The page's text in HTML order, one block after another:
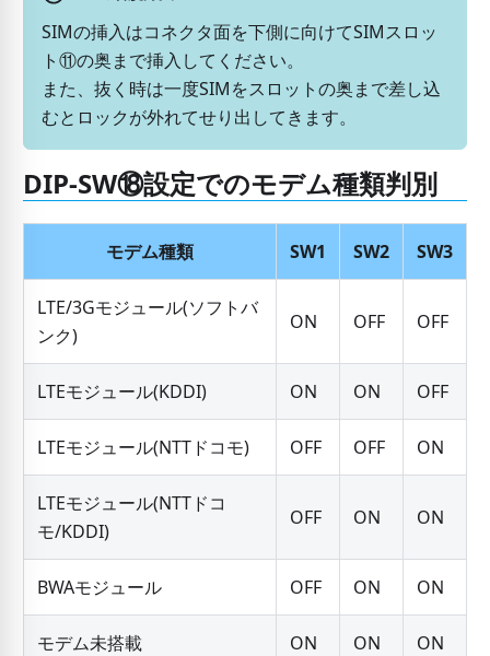
SIMの挿入はコネクタ面を下側に向けてSIMスロッ
ト⑪の奥まで挿入してください。
また、抜く時は一度SIMをスロットの奥まで差し込
むとロックが外れてせり出してきます。
DIP-SW⑱設定でのモデム種類判別
モデム種類 SW1 SW2 SW3
LTE/3Gモジュール(ソフトバ
ンク)
ON OFF OFF
LTEモジュール(KDDI) ON ON OFF
LTEモジュール(NTTドコモ) OFF OFF ON
LTEモジュール(NTTドコ
モ/KDDI)
OFF ON ON
BWAモジュール OFF ON ON
モデム未搭載 ON ON ON